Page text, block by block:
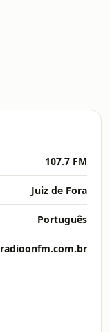
107.7 FM
Juiz de Fora
Português
radioonfm.com.br